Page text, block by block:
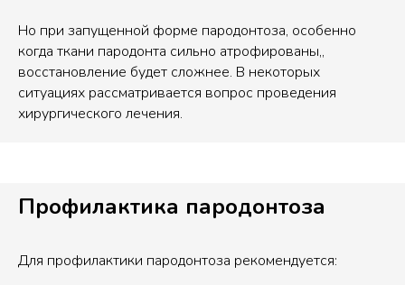
Но при запущенной форме пародонтоза, особенно
когда ткани пародонта сильно атрофированы,,
восстановление будет сложнее. В некоторых
ситуациях рассматривается вопрос проведения
хирургического лечения.
Профилактика пародонтоза
Для профилактики пародонтоза рекомендуется: